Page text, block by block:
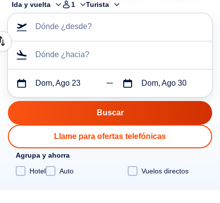
Ida y vuelta 1 Turista
Dónde ¿desde?
Dónde ¿hacia?
Dom, Ago 23 Dom, Ago 30
Llame para ofertas telefónicas
Agrupa y ahorra
Hotel
Auto Vuelos directos